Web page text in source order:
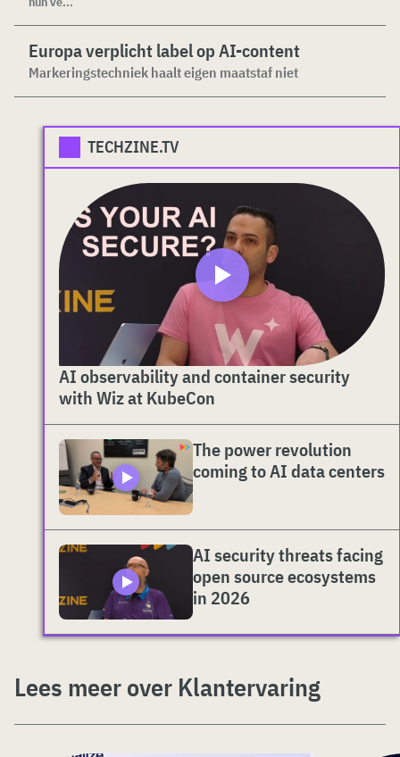
Europa verplicht label op AI-content
Markeringstechniek haalt eigen maatstaf niet
TECHZINE.TV
AI observability and container security
with Wiz at KubeCon
The power revolution
coming to AI data centers
AI security threats facing
open source ecosystems
in 2026
Lees meer over Klantervaring